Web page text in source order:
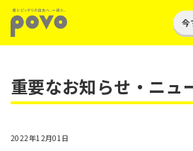
今
重要なお知らせ・ニュ
2022年12月01日